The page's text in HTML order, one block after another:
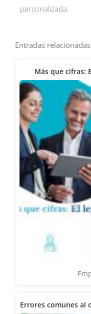
personalizada.
Entradas
Más que cifras:
Errores comunes